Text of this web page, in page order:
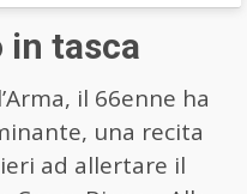
in tasca
il 66enne ha
una recita
ad allertare il